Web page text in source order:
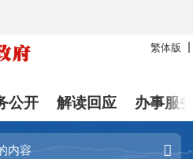
繁体版
公开 解读回应 办事服